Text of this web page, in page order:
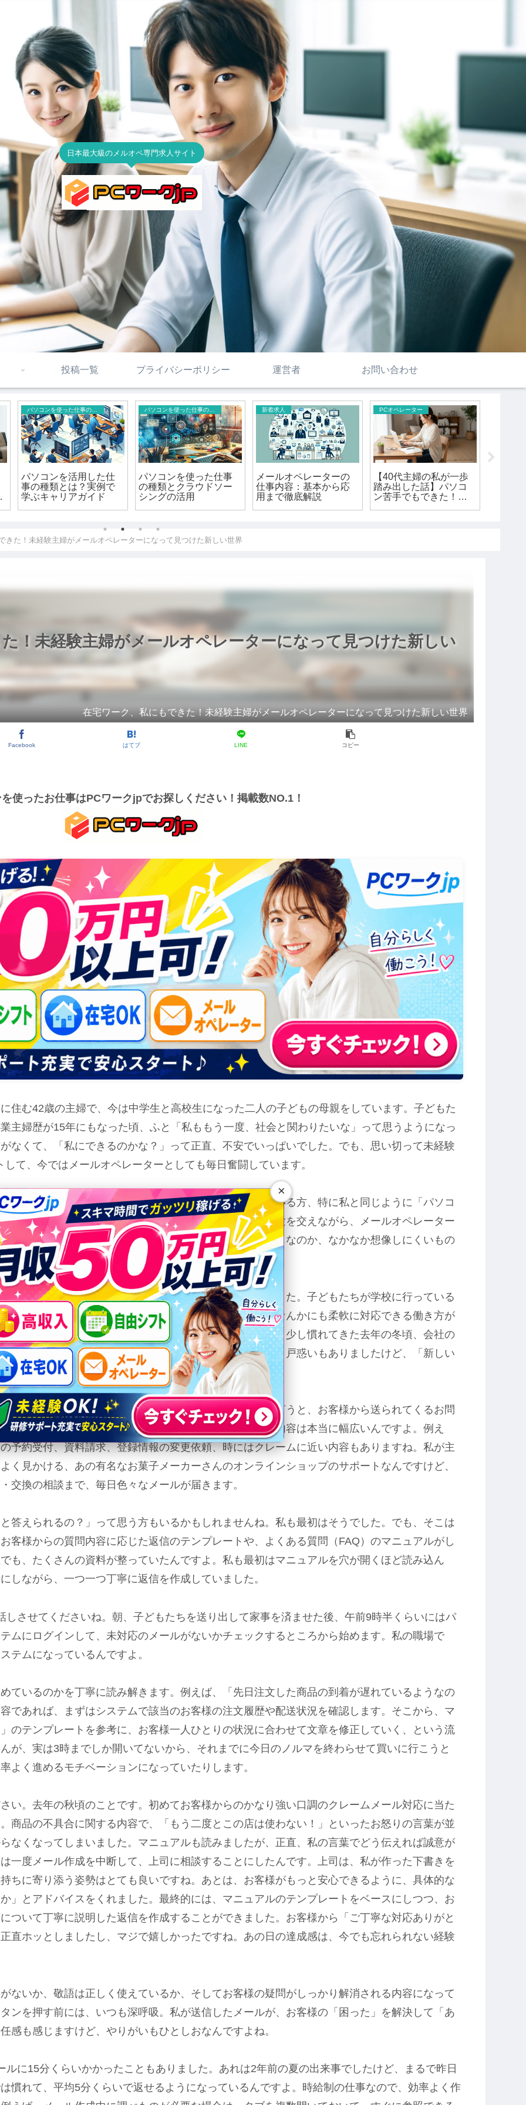
日本最大級のメルオペ専門求人サイト
投稿一覧 プライバシーポリシー 運営者 お問い合わせ
パソコンを活用した仕
事の種類とは？実例で
学ぶキャリアガイド
パソコンを使った仕事
の種類とクラウドソー
シングの活用
新着求人
メールオペレーターの
仕事内容：基本から応
用まで徹底解説
PCオペレーター
【40代主婦の私が一歩
踏み出した話】パソコ
ン苦手でもできた！在
きた！未経験主婦がメールオペレーターになって見つけた新しい世界
！未経験主婦がメールオペレーターになって見つけた新しい
在宅ワーク、私にもできた！未経験主婦がメールオペレーターになって見つけた新しい世界
Facebook はてブ LINE コピー
使ったお仕事はPCワークjpでお探しください！掲載数NO.1！
住む42歳の主婦で、今は中学生と高校生になった二人の子どもの母親をしています。子どもた
主婦歴が15年にもなった頃、ふと「私ももう一度、社会と関わりたいな」って思うようになっ
なくて、「私にできるのかな？」って正直、不安でいっぱいでした。でも、思い切って未経験
て、今ではメールオペレーターとしても毎日奮闘しています。
いったいどんなことをするんだろう？」って気になっている方、特に私と同じように「パソコ
始めてみたい」と考えている主婦の方に向けて、私の体験を交えながら、メールオペレーター
さいね。やっぱり、実際にやってみるまでは、どんな感じなのか、なかなか想像しにくいもの
やっぱり「自宅で、自分のペースで働ける」という点でした。子どもたちが学校に行っている
したし、急な学校行事や、たまにある子どもの体調不良なんかにも柔軟に対応できる働き方が
字や文字をコツコツと打ち込む作業をしていたのですが、少し慣れてきた去年の冬頃、会社の
挑戦してみない？」って声をかけてくれたんです。正直、戸惑いもありましたけど、「新しい
、えいやっ！と挑戦してみたのが始まりです。
ーターの具体的な仕事内容についてですけど、ざっくり言うと、お客様から送られてくるお問
な業務になります。一口に「メール返信」と言っても、内容は本当に幅広いんですよ。例え
予約受付、資料請求、登録情報の変更依頼、時にはクレームに近い内容もありますね。私が主
く見かける、あの有名なお菓子メーカーさんのオンラインショップのサポートなんですけど、
交換の相談まで、毎日色々なメールが届きます。
答えられるの？」って思う方もいるかもしれませんね。私も最初はそうでした。でも、そこは
客様からの質問内容に応じた返信のテンプレートや、よくある質問（FAQ）のマニュアルがし
も、たくさんの資料が整っていたんですよ。私も最初はマニュアルを穴が開くほど読み込ん
しながら、一つ一つ丁寧に返信を作成していました。
させてくださいね。朝、子どもたちを送り出して家事を済ませた後、午前9時半くらいにはパ
ムにログインして、未対応のメールがないかチェックするところから始めます。私の職場で
テムになっているんですよ。
ているのかを丁寧に読み解きます。例えば、「先日注文した商品の到着が遅れているようなの
であれば、まずはシステムで該当のお客様の注文履歴や配送状況を確認します。そこから、マ
のテンプレートを参考に、お客様一人ひとりの状況に合わせて文章を修正していく、という流
が、実は3時までしか開いてないから、それまでに今日のノルマを終わらせて買いに行こうと
よく進めるモチベーションになっていたりします。
い。去年の秋頃のことです。初めてお客様からのかなり強い口調のクレームメール対応に当た
商品の不具合に関する内容で、「もう二度とこの店は使わない！」といったお怒りの言葉が並
なくなってしまいました。マニュアルも読みましたが、正直、私の言葉でどう伝えれば誠意が
一度メール作成を中断して、上司に相談することにしたんです。上司は、私が作った下書きを
ちに寄り添う姿勢はとても良いですね。あとは、お客様がもっと安心できるように、具体的な
」とアドバイスをくれました。最終的には、マニュアルのテンプレートをベースにしつつ、お
ついて丁寧に説明した返信を作成することができました。お客様から「ご丁寧な対応ありがと
直ホッとしましたし、マジで嬉しかったですね。あの日の達成感は、今でも忘れられない経験
ないか、敬語は正しく使えているか、そしてお客様の疑問がしっかり解消される内容になって
ンを押す前には、いつも深呼吸。私が送信したメールが、お客様の「困った」を解決して「あ
感も感じますけど、やりがいもひとしおなんですよね。
に15分くらいかかったこともありました。あれは2年前の夏の出来事でしたけど、まるで昨日
慣れて、平均5分くらいで返せるようになっているんですよ。時給制の仕事なので、効率よく作
×